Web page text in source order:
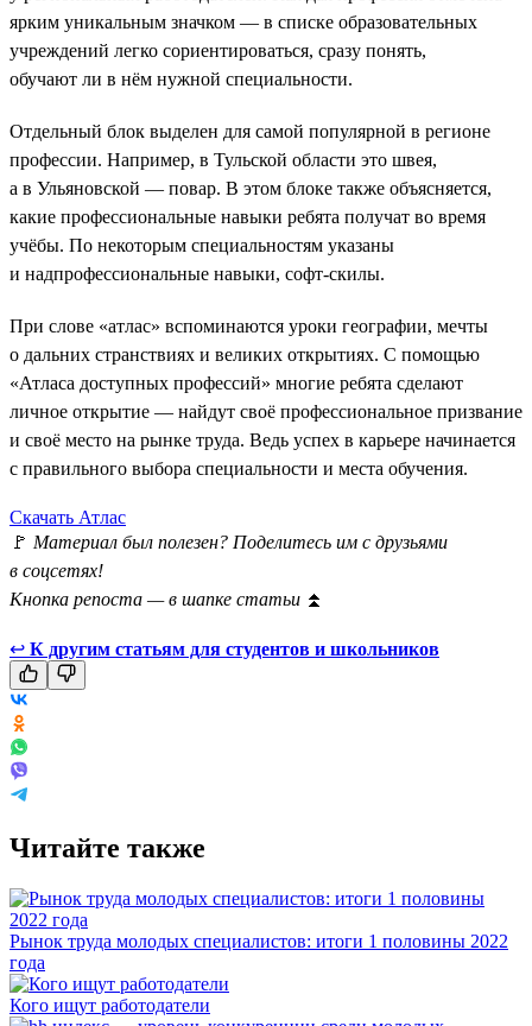
ярким уникальным значком — в списке образовательных
учреждений легко сориентироваться, сразу понять,
обучают ли в нём нужной специальности.
Отдельный блок выделен для самой популярной в регионе
профессии. Например, в Тульской области это швея,
а в Ульяновской — повар. В этом блоке также объясняется,
какие профессиональные навыки ребята получат во время
учёбы. По некоторым специальностям указаны
и надпрофессиональные навыки, софт-скилы.
При слове «атлас» вспоминаются уроки географии, мечты
о дальних странствиях и великих открытиях. С помощью
«Атласа доступных профессий» многие ребята сделают
личное открытие — найдут своё профессиональное призвание
и своё место на рынке труда. Ведь успех в карьере начинается
с правильного выбора специальности и места обучения.
Скачать Атлас
🚩 Материал был полезен? Поделитесь им с друзьями
в соцсетях!
Кнопка репоста — в шапке статьи ⏫
↩ К другим статьям для студентов и школьников
Читайте также
Рынок труда молодых специалистов: итоги 1 половины 2022
года
Кого ищут работодатели